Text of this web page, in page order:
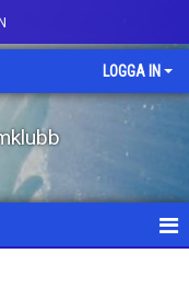
LOGGA IN